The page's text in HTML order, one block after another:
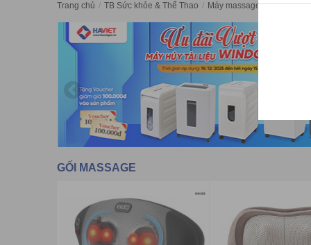
Trang chủ / TB Sức khỏe & Thể Thao / Máy massage / Gối
GỐI MASSAGE